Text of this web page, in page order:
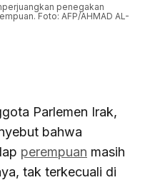
penegakan
Foto: AFP/AHMAD AL-
Parlemen Irak,
bahwa
perempuan masih
tak terkecuali di